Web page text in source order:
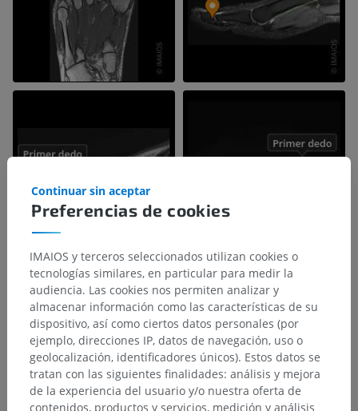
Preferencias de cookies
Continuar sin aceptar
IMAIOS y terceros seleccionados utilizan cookies o
tecnologías similares, en particular para medir la
audiencia. Las cookies nos permiten analizar y
almacenar información como las características de su
dispositivo, así como ciertos datos personales (por
ejemplo, direcciones IP, datos de navegación, uso o
geolocalización, identificadores únicos). Estos datos se
tratan con las siguientes finalidades: análisis y mejora
de la experiencia del usuario y/o nuestra oferta de
contenidos, productos y servicios, medición y análisis